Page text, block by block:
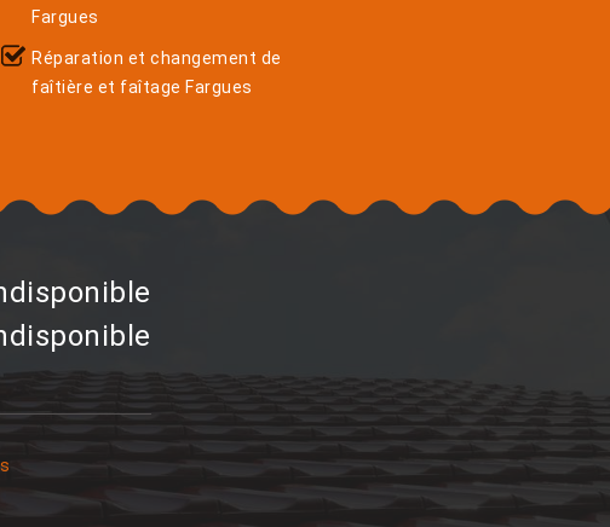
Fargues
Réparation et changement de
faîtière et faîtage Fargues